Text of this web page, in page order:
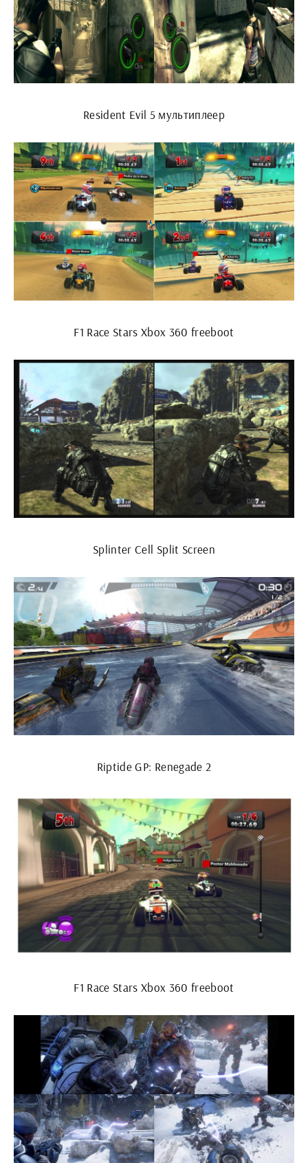
Resident Evil 5 мультиплеер
F1 Race Stars Xbox 360 freeboot
Splinter Cell Split Screen
Riptide GP: Renegade 2
F1 Race Stars Xbox 360 freeboot